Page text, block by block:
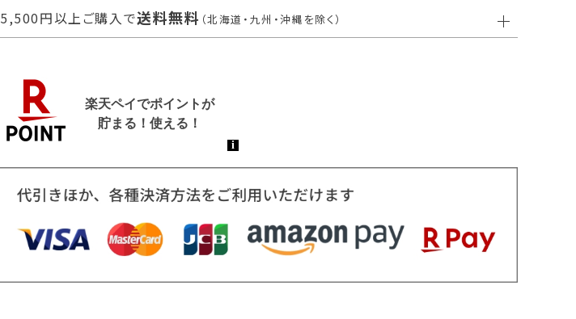
5,500円以上ご購入で送料無料 （北海道・九州・沖縄を除く）